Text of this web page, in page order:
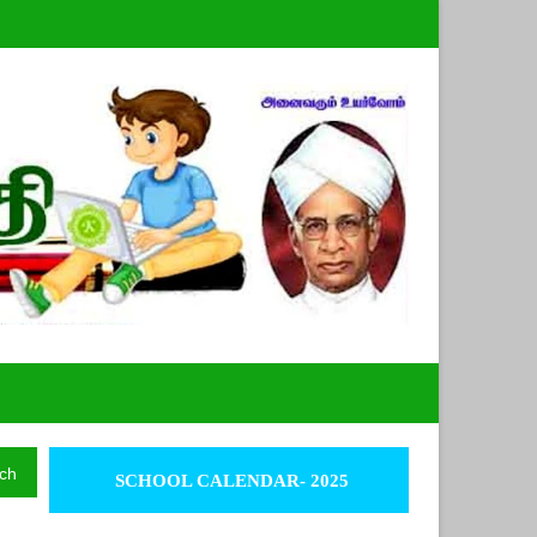
SCHOOL CALENDAR- 2025